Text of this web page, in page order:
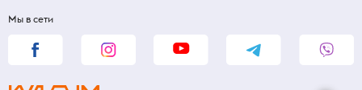
Мы в сети